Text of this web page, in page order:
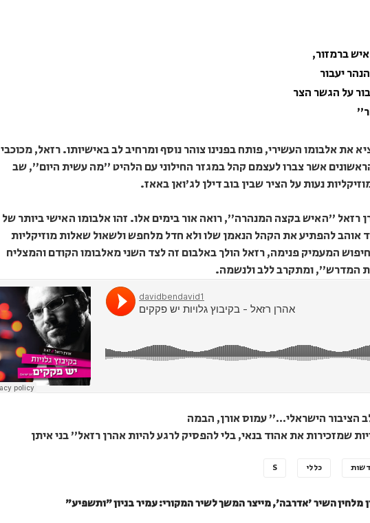
ברמזור,
יעבור
על הגשר הצר
מוציא את אלבומו העשירי, פותח בפנינו צוהר נוסף ומרחיב לב באישיותו. רזאל, מכוכבי
אשר צברו לעצמם קהל במגזר החילוני עם הלהיט "מה עשית היום", שב
נעות על הציר שבין בוב דילן לג'ואן באאז.
רזאל "האיש בקצה המנהרה", רואה אור בימים אלו. זהו אלבומו האישי ביותר של
אוהב להפתיע את הקהל הנאמן שלו ולא חדל מלחפש ולשאול שאלות מוזיקליות
המעמיק פנימה, רזאל הולך באלבום זה לצד השני מאלבומו הקודם והמצליח
המדרש", ומתקרב ללב ולנשמה.
הציבור הישראלי…" עמוס אורן, הבמה
שמזכירות את אהוד בנאי, בלי להפסיק לרגע להיות אהרן רזאל" בני איתן
כללי S
מלחין השיר 'אדרבה', מייצר המשך לשיר המקורי: עמיר בניון "ותשפיע"